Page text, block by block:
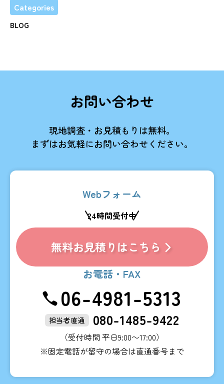
Categories
BLOG
お問い合わせ
現地調査・お見積もりは無料。
まずはお気軽にお問い合わせください。
お電話・FAX
06-4981-5313
担当者直通 080-1485-9422
（受付時間 平日9:00〜17:00）
※固定電話が留守の場合は直通番号まで
Webフォーム
24時間受付中
無料お見積りはこちら